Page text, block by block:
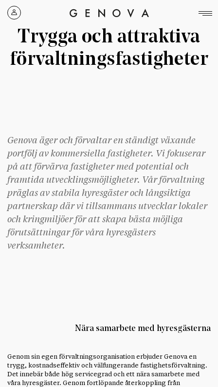
Genova
Group
Trygga och attraktiva
förvaltningsfastigheter
Genova äger och förvaltar en ständigt växande
portfölj av kommersiella fastigheter. Vi fokuserar
på att förvärva fastigheter med potential och
framtida utvecklingsmöjligheter. Vår förvaltning
präglas av stabila hyresgäster och långsiktiga
partnerskap där vi tillsammans utvecklar lokaler
och kringmiljöer för att skapa bästa möjliga
förutsättningar för våra hyresgästers
verksamheter.
Nära samarbete med hyresgästerna
Genom sin egen förvaltningsorganisation erbjuder Genova en
trygg, kostnadseffektiv och välfungerande fastighetsförvaltning.
Det innebär både hög servicegrad och ett nära samarbete med
våra hyresgäster. Genom fortlöpande återkoppling från